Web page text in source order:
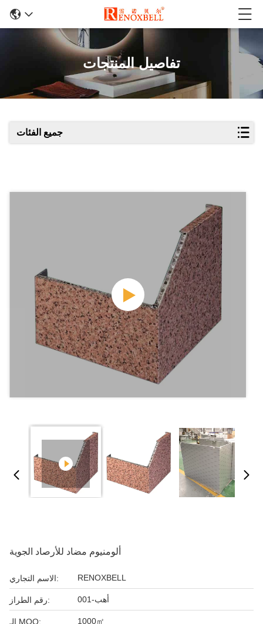
تفاصيل المنتجات
جميع الفئات
ألومنيوم مضاد للأرصاد الجوية
الاسم التجاري: RENOXBELL
رقم الطراز: أهب-001
الـ MOQ: 1000㎡